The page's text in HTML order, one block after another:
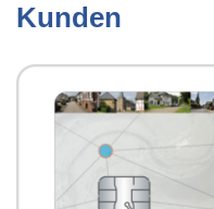
Kunden